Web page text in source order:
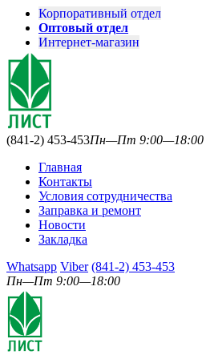
Корпоративный отдел
Оптовый отдел
Интернет-магазин
(841-2) 453-453Пн—Пт 9:00—18:00
Главная
Контакты
Условия сотрудничества
Заправка и ремонт
Новости
Закладка
Whatsapp Viber (841-2) 453-453
Пн—Пт 9:00—18:00